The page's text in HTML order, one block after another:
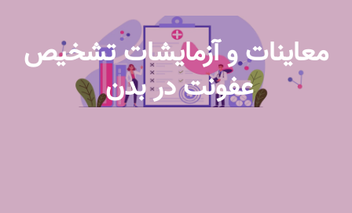
معاینات و آزمایشات تشخیص
عفونت در بدن